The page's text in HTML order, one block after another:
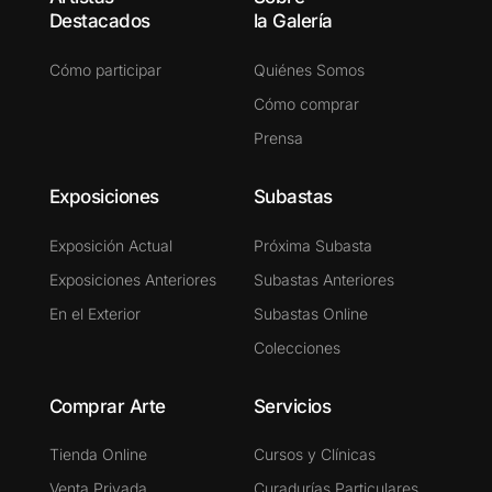
Destacados
Cómo participar
la Galería
Quiénes Somos
Cómo comprar
Prensa
Exposiciones
Exposición Actual
Exposiciones Anteriores
En el Exterior
Subastas
Próxima Subasta
Subastas Anteriores
Subastas Online
Colecciones
Comprar Arte
Tienda Online
Servicios
Cursos y Clínicas